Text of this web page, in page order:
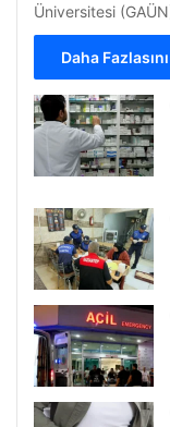
Üniversitesi
Daha